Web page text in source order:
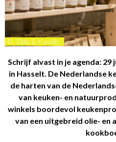
© Dille & Kamille
Schrijf alvast in je agenda: 29
in Hasselt. De Nederlandse
de harten van de
van keuken- en
winkels boordevol
van een uitgebreid olie- en